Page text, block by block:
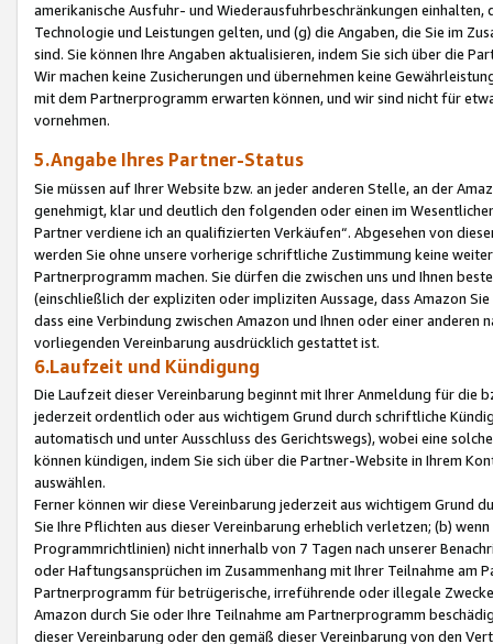
amerikanische Ausfuhr- und Wiederausfuhrbeschränkungen
Technologie und Leistungen gelten, und (g) die Angaben, die Sie im
sind. Sie können Ihre Angaben aktualisieren, indem Sie sich über die
Wir machen keine Zusicherungen und übernehmen keine
mit dem Partnerprogramm erwarten können, und wir sind nicht für
vornehmen.
5.Angabe Ihres Partner-Status
Sie müssen auf Ihrer Website bzw. an jeder anderen Stelle, an der
genehmigt, klar und deutlich den folgenden oder einen im
Partner verdiene ich an qualifizierten Verkäufen“. Abgesehen von
werden Sie ohne unsere vorherige schriftliche Zustimmung keine
Partnerprogramm machen. Sie dürfen die zwischen uns und Ihnen
(einschließlich der expliziten oder impliziten Aussage, dass Amazon
dass eine Verbindung zwischen Amazon und Ihnen oder einer
vorliegenden Vereinbarung ausdrücklich gestattet ist.
6.Laufzeit und Kündigung
Die Laufzeit dieser Vereinbarung beginnt mit Ihrer Anmeldung für die
jederzeit ordentlich oder aus wichtigem Grund durch schriftliche
automatisch und unter Ausschluss des Gerichtswegs), wobei eine
können kündigen, indem Sie sich über die Partner-Website in Ihrem
auswählen.
Ferner können wir diese Vereinbarung jederzeit aus wichtigem Grund
Sie Ihre Pflichten aus dieser Vereinbarung erheblich verletzen; (b)
Programmrichtlinien) nicht innerhalb von 7 Tagen nach unserer
oder Haftungsansprüchen im Zusammenhang mit Ihrer Teilnahme am
Partnerprogramm für betrügerische, irreführende oder illegale
Amazon durch Sie oder Ihre Teilnahme am Partnerprogramm
dieser Vereinbarung oder den gemäß dieser Vereinbarung von den